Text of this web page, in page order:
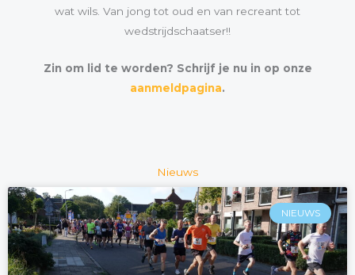
wat wils. Van jong tot oud en van recreant tot
wedstrijdschaatser!!
Zin om lid te worden? Schrijf je nu in op onze
aanmeldpagina.
Nieuws
NIEUWS